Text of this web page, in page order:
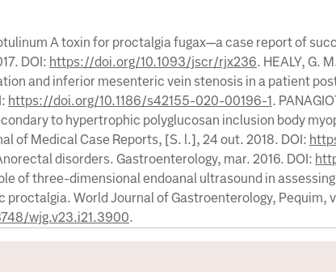
A toxin for proctalgia fugax—a case report of
DOI: https://doi.org/10.1093/jscr/rjx236. HEALY, G.
and inferior mesenteric vein stenosis in a patient
https://doi.org/10.1186/s42155-020-00196-1.
to hypertrophic polyglucosan inclusion body
of Medical Case Reports, [S. l.], 24 out. 2018. DOI:
disorders. Gastroenterology, mar. 2016. DOI:
of three-dimensional endoanal ultrasound in
World Journal of Gastroenterology, Pequim,
wjg.v23.i21.3900.